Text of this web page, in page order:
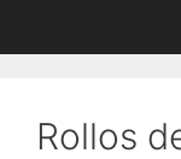
Rollos